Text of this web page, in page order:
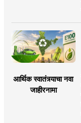
आर्थिक स्वातंत्र्याचा नवा
जाहीरनामा